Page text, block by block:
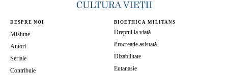
DESPRE NOI
Misiune
Autori
Seriale
Contribuie
BIOETHICA MILITANS
Dreptul la viață
Procreație asistată
Dizabilitate
Eutanasie